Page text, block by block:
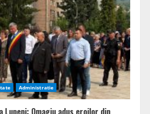
Administratie
Lupeni: Omagiu adus eroilor din